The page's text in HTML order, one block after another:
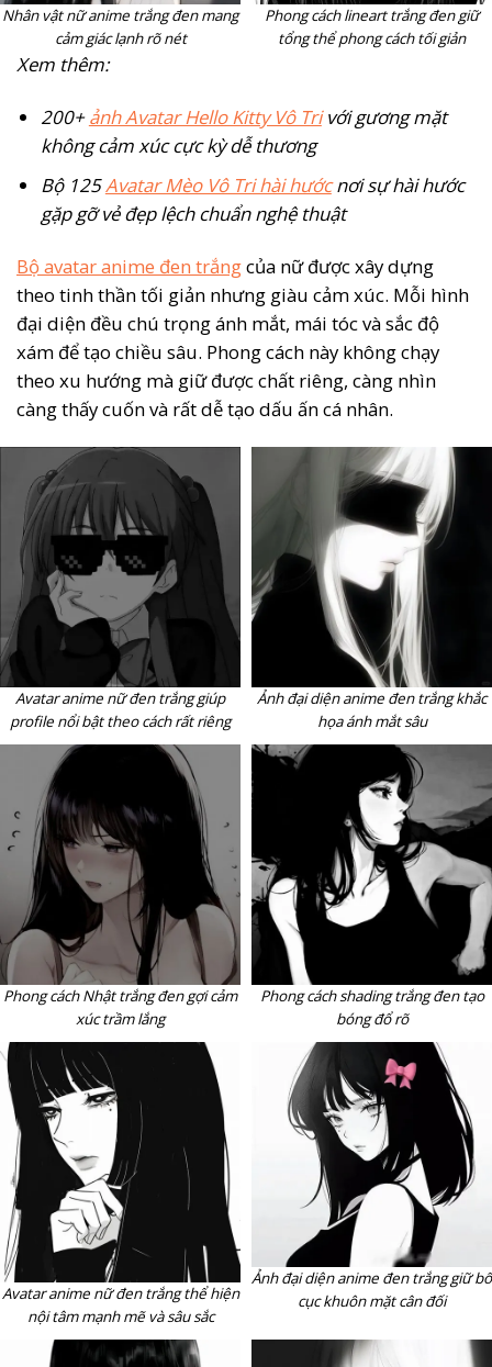
Nhân vật nữ anime trắng đen mang
cảm giác lạnh rõ nét
Phong cách lineart trắng đen giữ
tổng thể phong cách tối giản
Xem thêm:
200+ảnh Avatar Hello Kitty Vô Trivới gương mặt
không cảm xúc cực kỳ dễ thương
Bộ 125Avatar Mèo Vô Tri hài hướcnơi sự hài hước
gặp gỡ vẻ đẹp lệch chuẩn nghệ thuật
Bộ avatar anime đen trắngcủa nữ được xây dựng
theo tinh thần tối giản nhưng giàu cảm xúc. Mỗi hình
đại diện đều chú trọng ánh mắt, mái tóc và sắc độ
xám để tạo chiều sâu. Phong cách này không chạy
theo xu hướng mà giữ được chất riêng, càng nhìn
càng thấy cuốn và rất dễ tạo dấu ấn cá nhân.
Avatar anime nữ đen trắng giúp
profile nổi bật theo cách rất riêng
Ảnh đại diện anime đen trắng khắc
họa ánh mắt sâu
Phong cách Nhật trắng đen gợi cảm
xúc trầm lắng
Phong cách shading trắng đen tạo
bóng đổ rõ
Avatar anime nữ đen trắng thể hiện
nội tâm mạnh mẽ và sâu sắc
Ảnh đại diện anime đen trắng giữ bố
cục khuôn mặt cân đối